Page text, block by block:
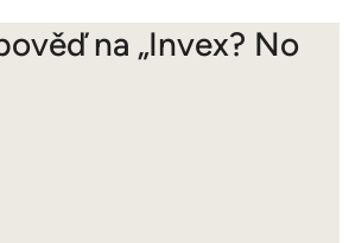
na „Invex? No